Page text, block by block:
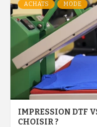
ACHATS MODE
IMPRESSION DTF
CHOISIR ?